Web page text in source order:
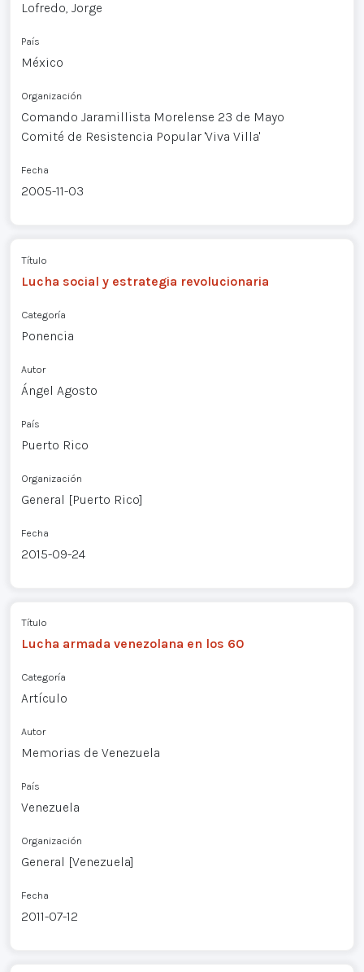
Lofredo, Jorge
País
México
Organización
Comando Jaramillista Morelense 23 de Mayo
Comité de Resistencia Popular 'Viva Villa'
Fecha
2005-11-03
Título
Lucha social y estrategia revolucionaria
Categoría
Ponencia
Autor
Ángel Agosto
País
Puerto Rico
Organización
General [Puerto Rico]
Fecha
2015-09-24
Título
Lucha armada venezolana en los 60
Categoría
Artículo
Autor
Memorias de Venezuela
País
Venezuela
Organización
General [Venezuela]
Fecha
2011-07-12